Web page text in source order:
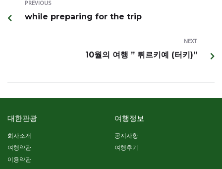
PREVIOUS
while preparing for the trip
NEXT
10월의 여행 ” 튀르키예 (터키)”
대한관광
회사소개
여행약관
이용약관
여행정보
공지사항
여행후기